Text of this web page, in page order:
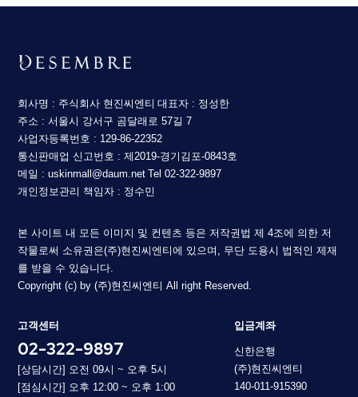
회사명 : 주식회사 현진씨엔티 대표자 : 정성한
주소 : 서울시 강서구 곰달래로 57길 7
사업자등록번호 : 129-86-22352
통신판매업 신고번호 : 제2019-경기김포-0843호
메일 : uskinmall@daum.net Tel 02-322-9897
개인정보관리 책임자 : 정수민
본 사이트 내 모든 이미지 및 컨텐츠 등은 저작권법 제 4조에 의한 저
작물로써 소유권은(주)현진씨엔티에 있으며, 무단 도용시 법적인 제재
를 받을 수 있습니다.
Copyright (c) by (주)현진씨엔티 All right Reserved.
고객센터
02-322-9897
[상담시간] 오전 09시 ~ 오후 5시
[점심시간] 오후 12:00 ~ 오후 1:00
입금계좌
신한은행
(주)현진씨엔티
140-011-915390